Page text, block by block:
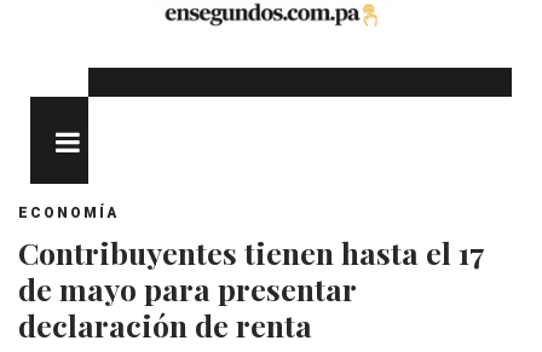
ECONOMÍA
Contribuyentes tienen hasta el 17
de mayo para presentar
declaración de renta